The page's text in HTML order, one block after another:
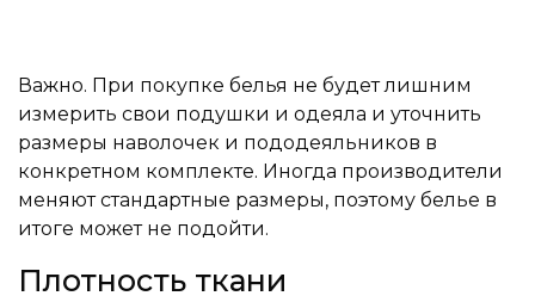
Важно. При покупке белья не будет лишним
измерить свои подушки и одеяла и уточнить
размеры наволочек и пододеяльников в
конкретном комплекте. Иногда производители
меняют стандартные размеры, поэтому белье в
итоге может не подойти.
Плотность ткани